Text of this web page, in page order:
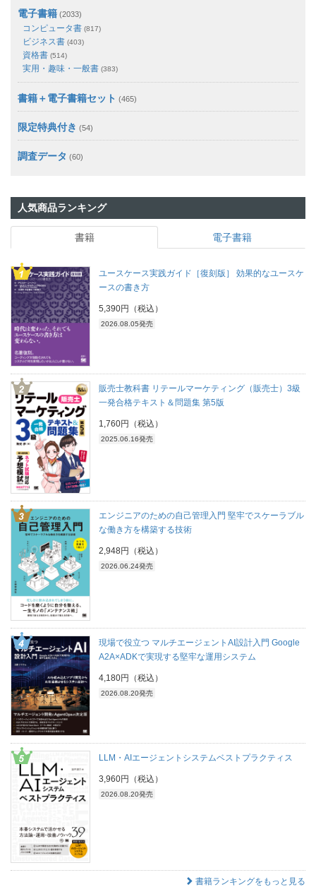
電子書籍 (2033)
コンピュータ書 (817)
ビジネス書 (403)
資格書 (514)
実用・趣味・一般書 (383)
書籍＋電子書籍セット (465)
限定特典付き (54)
調査データ (60)
人気商品ランキング
書籍 電子書籍
ユースケース実践ガイド［復刻版］ 効果的なユースケ
ースの書き方
5,390円（税込）
2026.08.05発売
販売士教科書 リテールマーケティング（販売士）3級
一発合格テキスト＆問題集 第5版
1,760円（税込）
2025.06.16発売
エンジニアのための自己管理入門 堅牢でスケーラブル
な働き方を構築する技術
2,948円（税込）
2026.06.24発売
現場で役立つ マルチエージェントAI設計入門 Google
A2A×ADKで実現する堅牢な運用システム
4,180円（税込）
2026.08.20発売
LLM・AIエージェントシステムベストプラクティス
3,960円（税込）
2026.08.20発売
書籍ランキングをもっと見る